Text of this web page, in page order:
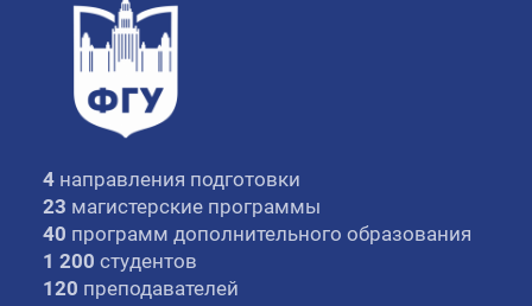
4 направления подготовки
23 магистерские программы
40 программ дополнительного образования
1 200 студентов
120 преподавателей